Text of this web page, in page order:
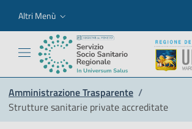
Altri Menù
Amministrazione Trasparente /
Strutture sanitarie private accreditate